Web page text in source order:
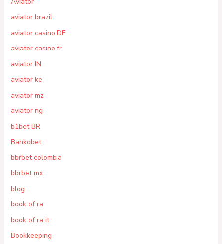
aviator brazil
aviator casino DE
aviator casino fr
aviator IN
aviator ke
aviator mz
aviator ng
b1bet BR
Bankobet
bbrbet colombia
bbrbet mx
blog
book of ra
book of ra it
Bookkeeping